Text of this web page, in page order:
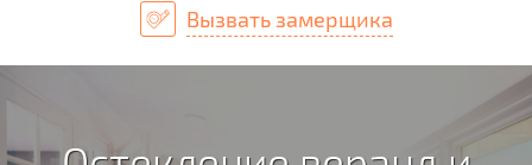
Вызвать замерщика